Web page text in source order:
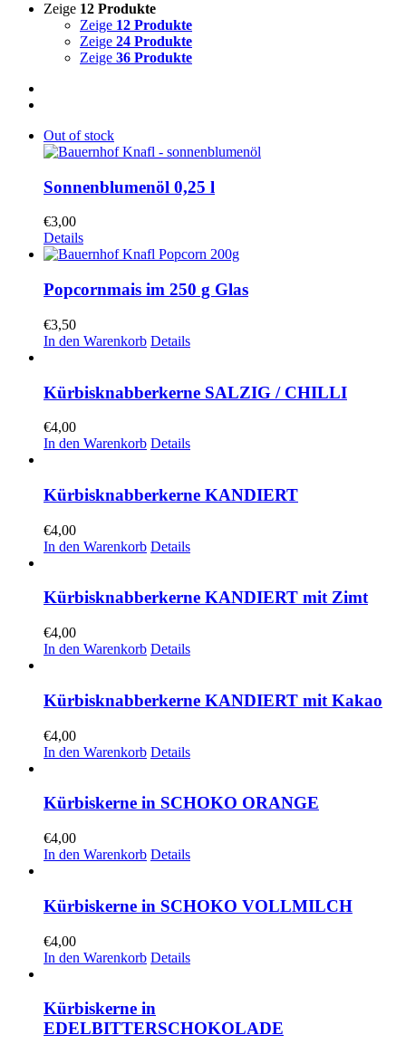
Zeige 12 Produkte
Zeige 12 Produkte
Zeige 24 Produkte
Zeige 36 Produkte
Out of stock
Sonnenblumenöl 0,25 l
€3,00
Details
Popcornmais im 250 g Glas
€3,50
In den Warenkorb Details
Kürbisknabberkerne SALZIG / CHILLI
€4,00
In den Warenkorb Details
Kürbisknabberkerne KANDIERT
€4,00
In den Warenkorb Details
Kürbisknabberkerne KANDIERT mit Zimt
€4,00
In den Warenkorb Details
Kürbisknabberkerne KANDIERT mit Kakao
€4,00
In den Warenkorb Details
Kürbiskerne in SCHOKO ORANGE
€4,00
In den Warenkorb Details
Kürbiskerne in SCHOKO VOLLMILCH
€4,00
In den Warenkorb Details
Kürbiskerne in
EDELBITTERSCHOKOLADE